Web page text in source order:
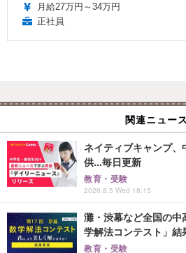
月給27万円～34万円
正社員
関連ニュース
ネイティブキャンプ、
供...毎日更新
教育・受験
2026.8.5 Wed 18:15
灘・渋幕など全国の
学解法コンテスト」結
教育・受験